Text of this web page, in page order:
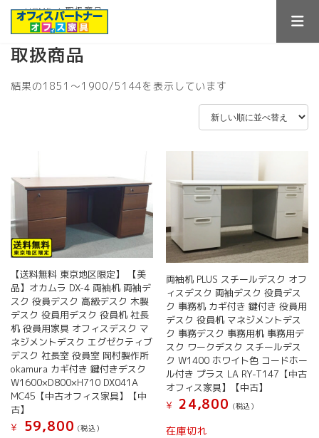
HOME 取扱商品
取扱商品
結果の1851～1900/5144を表示しています
し
い
順
【送料無料 東京地区限定】 【美
品】オカムラ DX-4 両袖机 両袖デ
スク 役員デスク 高級デスク 木製
デスク 役員用デスク 役員机 社長
机 役員用家具 オフィスデスク マ
ネジメントデスク エグゼクティブ
デスク 社長室 役員室 岡村製作所
okamura カギ付き 鍵付きデスク
W1600×D800×H710 DX041A
MC45【中古オフィス家具】【中
古】
¥
59,800 (税込）
両袖机 PLUS スチールデスク オフ
ィスデスク 両袖デスク 役員デス
ク 事務机 カギ付き 鍵付き 役員用
デスク 役員机 マネジメントデス
ク 事務デスク 事務用机 事務用デ
スク ワークデスク スチールデス
ク W1400 ホワイト色 コードホー
ル付き プラス LA RY-T147【中古
オフィス家具】【中古】
¥ 24,800 (税込）
在庫切れ